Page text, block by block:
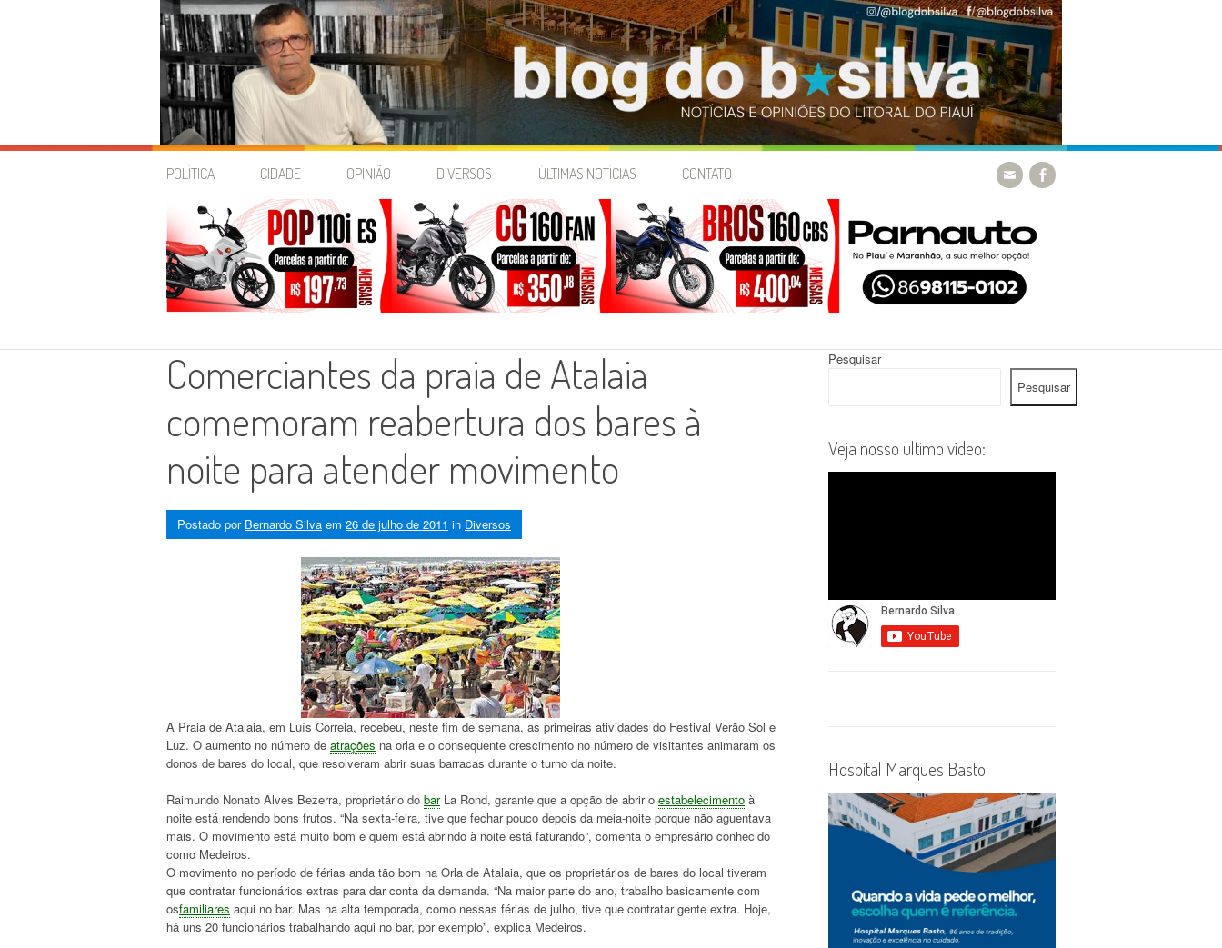
Skip
POLÍTICA CIDADE OPINIÃO DIVERSOS ÚLTIMAS NOTÍCIAS CONTATO
Comerciantes da praia de Atalaia
comemoram reabertura dos bares à
noite para atender movimento
Postado por Bernardo Silva em 26 de julho de 2011 in Diversos
A Praia de Atalaia, em Luís Correia, recebeu, neste fim de semana, as primeiras atividades do Festival Verão Sol e
Luz. O aumento no número de atrações na orla e o consequente crescimento no número de visitantes animaram os
donos de bares do local, que resolveram abrir suas barracas durante o turno da noite.
Raimundo Nonato Alves Bezerra, proprietário do barLa Rond, garante que a opção de abrir o estabelecimento à
noite está rendendo bons frutos. “Na sexta-feira, tive que fechar pouco depois da meia-noite porque não aguentava
mais. O movimento está muito bom e quem está abrindo à noite está faturando”, comenta o empresário conhecido
como Medeiros.
O movimento no período de férias anda tão bom na Orla de Atalaia, que os proprietários de bares do local tiveram
que contratar funcionários extras para dar conta da demanda. “Na maior parte do ano, trabalho basicamente com
osfamiliares aqui no bar. Mas na alta temporada, como nessas férias de julho, tive que contratar gente extra. Hoje,
há uns 20 funcionários trabalhando aqui no bar, por exemplo”, explica Medeiros.
Pesquisar
Pesquisar
Veja nosso ultimo vídeo:
Hospital Marques Basto